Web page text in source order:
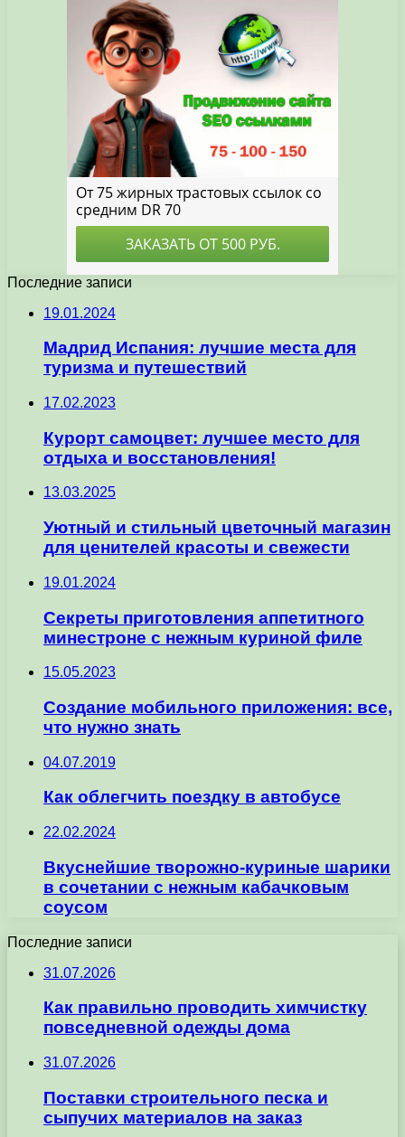
Последние записи
19.01.2024
Мадрид Испания: лучшие места для
туризма и путешествий
17.02.2023
Курорт самоцвет: лучшее место для
отдыха и восстановления!
13.03.2025
Уютный и стильный цветочный магазин
для ценителей красоты и свежести
19.01.2024
Секреты приготовления аппетитного
минестроне с нежным куриной филе
15.05.2023
Создание мобильного приложения: все,
что нужно знать
04.07.2019
Как облегчить поездку в автобусе
22.02.2024
Вкуснейшие творожно-куриные шарики
в сочетании с нежным кабачковым
соусом
Последние записи
31.07.2026
Как правильно проводить химчистку
повседневной одежды дома
31.07.2026
Поставки строительного песка и
сыпучих материалов на заказ